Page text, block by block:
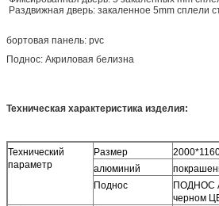
Раздвижная дверь: закаленное 5mm сплели
бортовая панель: pvc
Поднос: Акриловая белизна
Техническая характеристика изделия:
Технический
параметр
Размер
алюминий
Поднос
ПОДНОС
черном